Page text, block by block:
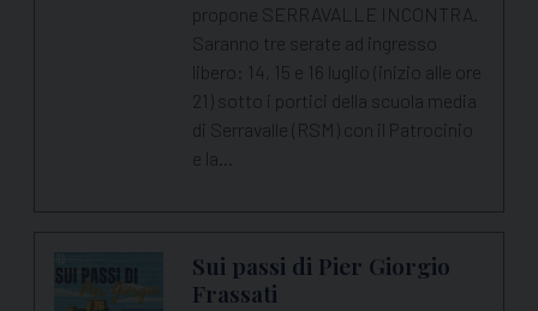
propone SERRAVALLE INCONTRA.
Saranno tre serate ad ingresso
libero: 14, 15 e 16 luglio (inizio alle ore
21) sotto i portici della scuola media
di Serravalle (RSM) con il Patrocinio
e la…
Sui passi di Pier Giorgio
Frassati